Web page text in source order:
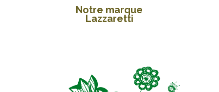
Notre marque
Lazzaretti